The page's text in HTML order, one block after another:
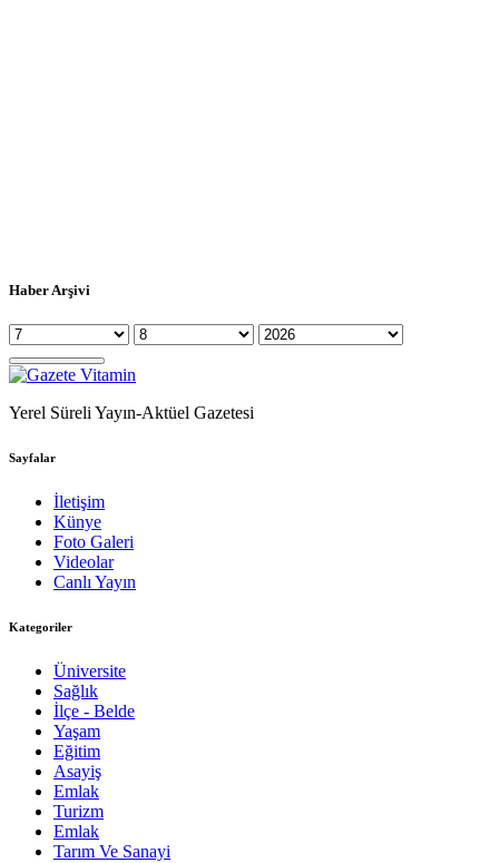
Haber Arşivi
Yerel Süreli Yayın-Aktüel Gazetesi
Sayfalar
İletişim
Künye
Foto Galeri
Videolar
Canlı Yayın
Kategoriler
Üniversite
Sağlık
İlçe - Belde
Yaşam
Eğitim
Asayiş
Emlak
Turizm
Emlak
Tarım Ve Sanayi